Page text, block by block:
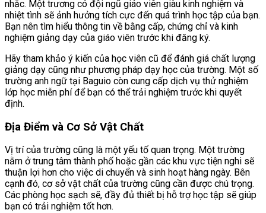
nhắc. Một trương có đội ngũ giáo viên giàu kinh nghiệm và
nhiệt tình sẽ ảnh hưởng tích cực đến quá trình học tập của bạn.
Bạn nên tìm hiểu thông tin về bằng cấp, chứng chỉ và kinh
nghiệm giảng dạy của giáo viên trước khi đăng ký.
Hãy tham khảo ý kiến của học viên cũ để đánh giá chất lượng
giảng dạy cũng như phương pháp dạy học của trường. Một số
trường anh ngữ tại Baguio còn cung cấp dịch vụ thử nghiệm
lớp học miễn phí để bạn có thể trải nghiệm trước khi quyết
định.
Địa Điểm và Cơ Sở Vật Chất
Vị trí của trường cũng là một yếu tố quan trọng. Một trường
nằm ở trung tâm thành phố hoặc gần các khu vực tiện nghi sẽ
thuận lợi hơn cho việc di chuyển và sinh hoạt hàng ngày. Bên
cạnh đó, cơ sở vật chất của trường cũng cần được chú trọng.
Các phòng học sạch sẽ, đầy đủ thiết bị hỗ trợ học tập sẽ giúp
bạn có trải nghiệm tốt hơn.